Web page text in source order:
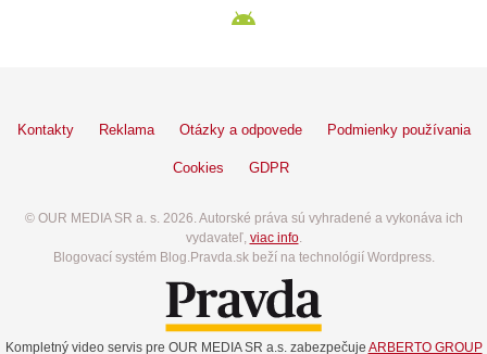
Kontakty Reklama Otázky a odpovede Podmienky používania
Cookies GDPR
© OUR MEDIA SR a. s. 2026. Autorské práva sú vyhradené a vykonáva ich
vydavateľ, viac info.
Blogovací systém Blog.Pravda.sk beží na technológií Wordpress.
Kompletný video servis pre OUR MEDIA SR a.s. zabezpečuje ARBERTO GROUP